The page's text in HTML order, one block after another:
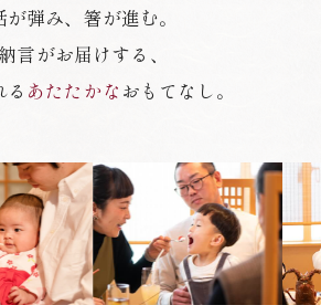
が弾み、箸が進む。
言がお届けする、
あたたかな おもてなし。